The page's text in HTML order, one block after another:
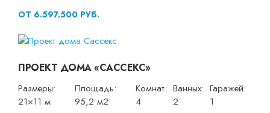
ОТ 6.597.500 РУБ.
ПРОЕКТ ДОМА «САССЕКС»
Размеры:
21×11 м
Площадь:
95,2 м2
Комнат:
4
Ванных:
2
Гаражей:
1